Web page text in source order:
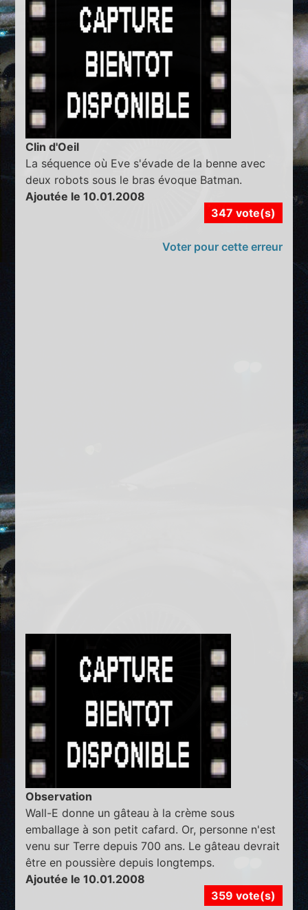
Clin d'Oeil
La séquence où Eve s'évade de la benne avec
deux robots sous le bras évoque Batman.
Ajoutée le 10.01.2008
347 vote(s)
Voter pour cette erreur
Observation
Wall-E donne un gâteau à la crème sous
emballage à son petit cafard. Or, personne n'est
venu sur Terre depuis 700 ans. Le gâteau devrait
être en poussière depuis longtemps.
Ajoutée le 10.01.2008
359 vote(s)